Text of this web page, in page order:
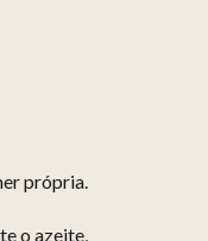
própria.
o azeite,